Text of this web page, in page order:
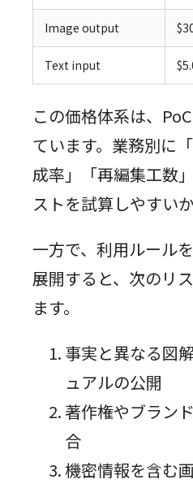
Image output
Text input
この価格体系は、
ています。業務別に
成率」「再編集工数
ストを試算しやすいか
一方で、利用ルール
展開すると、次のリ
ます。
事実と異なる図
ュアルの公開
著作権やブラン
合
機密情報を含む